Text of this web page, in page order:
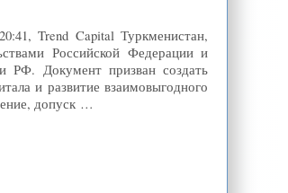
Trend Capital Туркменистан,
Российской Федерации и
РФ. Документ призван создать
и развитие взаимовыгодного
допуск …